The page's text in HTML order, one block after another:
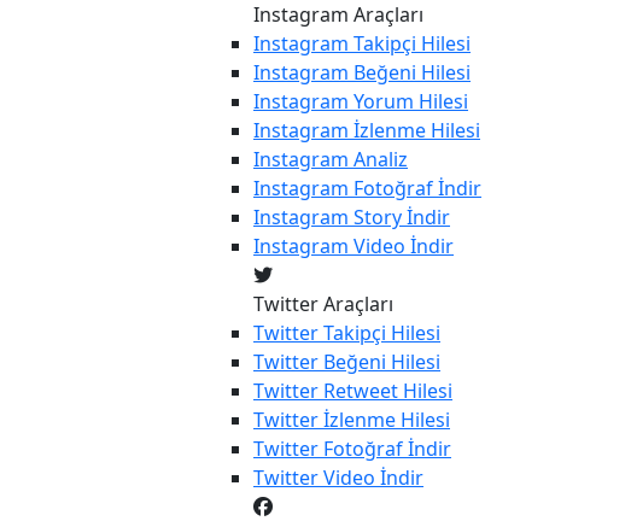
Instagram Araçları
Instagram Takipçi Hilesi
Instagram Beğeni Hilesi
Instagram Yorum Hilesi
Instagram İzlenme Hilesi
Instagram Analiz
Instagram Fotoğraf İndir
Instagram Story İndir
Instagram Video İndir
Twitter Araçları
TwitterTakipçi Hilesi
Twitter Beğeni Hilesi
Twitter Retweet Hilesi
Twitterİzlenme Hilesi
Twitter Fotoğraf İndir
TwitterVideo İndir